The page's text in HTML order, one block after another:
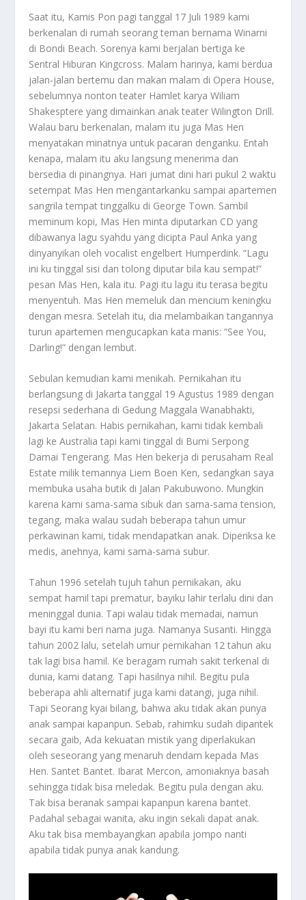
Saat itu, Kamis Pon pagi tanggal 17 Juli 1989 kami
berkenalan di rumah seorang teman bernama Winarni
di Bondi Beach. Sorenya kami berjalan bertiga ke
Sentral Hiburan Kingcross. Malam harinya, kami berdua
jalan-jalan bertemu dan makan malam di Opera House,
sebelumnya nonton teater Hamlet karya Wiliam
Shakesptere yang dimainkan anak teater Wilington Drill.
Walau baru berkenalan, malam itu juga Mas Hen
menyatakan minatnya untuk pacaran denganku. Entah
kenapa, malam itu aku langsung menerima dan
bersedia di pinangnya. Hari jumat dini hari pukul 2 waktu
setempat Mas Hen mengantarkanku sampai apartemen
sangrila tempat tinggalku di George Town. Sambil
meminum kopi, Mas Hen minta diputarkan CD yang
dibawanya lagu syahdu yang dicipta Paul Anka yang
dinyanyikan oleh vocalist engelbert Humperdink. “Lagu
ini ku tinggal sisi dan tolong diputar bila kau sempat!”
pesan Mas Hen, kala itu. Pagi itu lagu itu terasa begitu
menyentuh. Mas Hen memeluk dan mencium keningku
dengan mesra. Setelah itu, dia melambaikan tangannya
turun apartemen mengucapkan kata manis: “See You,
Darling!” dengan lembut.
Sebulan kemudian kami menikah. Pernikahan itu
berlangsung di Jakarta tanggal 19 Agustus 1989 dengan
resepsi sederhana di Gedung Maggala Wanabhakti,
Jakarta Selatan. Habis pernikahan, kami tidak kembali
lagi ke Australia tapi kami tinggal di Bumi Serpong
Damai Tengerang. Mas Hen bekerja di perusaham Real
Estate milik temannya Liem Boen Ken, sedangkan saya
membuka usaha butik di Jalan Pakubuwono. Mungkin
karena kami sama-sama sibuk dan sama-sama tension,
tegang, maka walau sudah beberapa tahun umur
perkawinan kami, tidak mendapatkan anak. Diperiksa ke
medis, anehnya, kami sama-sama subur.
Tahun 1996 setelah tujuh tahun pernikakan, aku
sempat hamil tapi prematur, bayiku lahir terlalu dini dan
meninggal dunia. Tapi walau tidak memadai, namun
bayi itu kami beri nama juga. Namanya Susanti. Hingga
tahun 2002 lalu, setelah umur pernikahan 12 tahun aku
tak lagi bisa hamil. Ke beragam rumah sakit terkenal di
dunia, kami datang. Tapi hasilnya nihil. Begitu pula
beberapa ahli alternatif juga kami datangi, juga nihil.
Tapi Seorang kyai bilang, bahwa aku tidak akan punya
anak sampai kapanpun. Sebab, rahimku sudah dipantek
secara gaib, Ada kekuatan mistik yang diperlakukan
oleh seseorang yang menaruh dendam kepada Mas
Hen. Santet Bantet. Ibarat Mercon, amoniaknya basah
sehingga tidak bisa meledak. Begitu pula dengan aku.
Tak bisa beranak sampai kapanpun karena bantet.
Padahal sebagai wanita, aku ingin sekali dapat anak.
Aku tak bisa membayangkan apabila jompo nanti
apabila tidak punya anak kandung.